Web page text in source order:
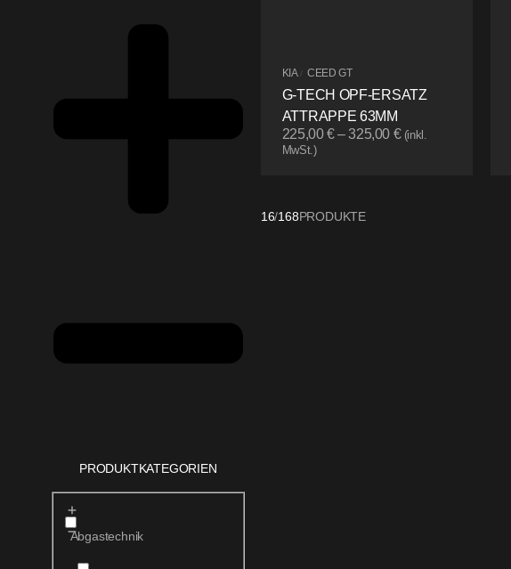
PRODUKTKATEGORIEN
Abgastechnik
KIA / CEED GT
G-TECH OPF-ERSATZ
ATTRAPPE 63MM
225,00€–325,00 € (inkl.
MwSt.)
16/168PRODUKTE